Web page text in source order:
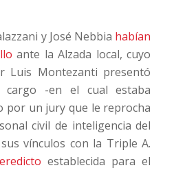
y José Nebbia habían
ante la Alzada local, cuyo
Luis Montezanti presentó
-en el cual estaba
por un jury que le reprocha
civil de inteligencia del
vínculos con la Triple A.
establecida para el